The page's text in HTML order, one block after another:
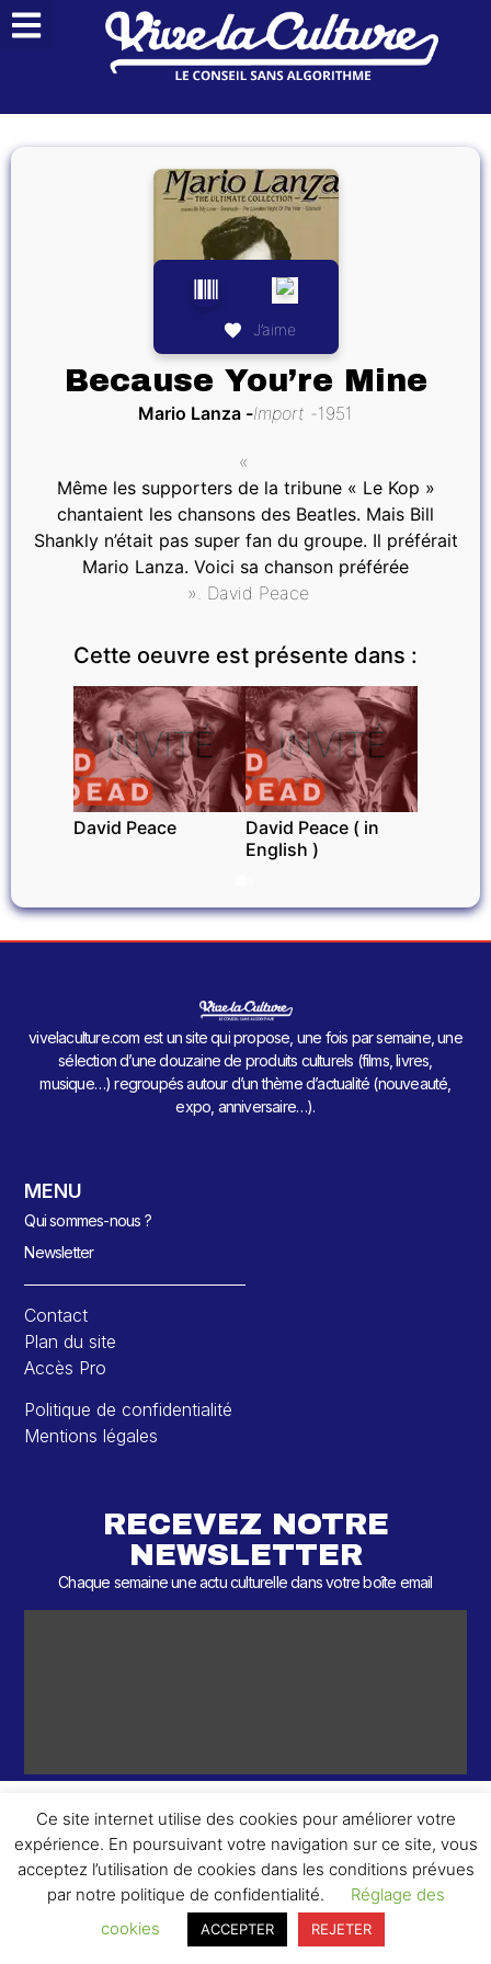
J’aime
Because You’re Mine
Mario Lanza Import 1951
«
Même les supporters de la tribune « Le Kop »
chantaient les chansons des Beatles. Mais Bill
Shankly n’était pas super fan du groupe. Il préférait
Mario Lanza. Voici sa chanson préférée
». David Peace
Cette oeuvre est présente dans :
INVITÉ
David Peace
INVITÉ
David Peace ( in
English )
vivelaculture.com est un site qui propose, une fois par semaine, une
sélection d’une douzaine de produits culturels (films, livres,
musique…) regroupés autour d’un thème d’actualité (nouveauté,
expo, anniversaire…).
MENU
Qui sommes-nous ?
Newsletter
Contact
Plan du site
Accès Pro
Politique de confidentialité
Mentions légales
RECEVEZ NOTRE
NEWSLETTER
Chaque semaine une actu culturelle dans votre boîte email
© 2026 – 2 ème Round – Tous droits réservés.
Ce site internet utilise des cookies pour améliorer votre
expérience. En poursuivant votre navigation sur ce site, vous
acceptez l’utilisation de cookies dans les conditions prévues
par notre politique de confidentialité.
Réglage des
cookies
ACCEPTER REJETER